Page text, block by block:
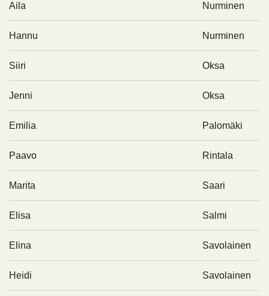
Aila Nurminen
Hannu Nurminen
Siiri Oksa
Jenni Oksa
Emilia Palomäki
Paavo Rintala
Marita Saari
Elisa Salmi
Elina Savolainen
Heidi Savolainen